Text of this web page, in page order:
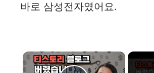
바로 삼성전자였어요.
×